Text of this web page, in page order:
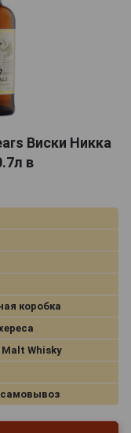
Виски Никка
в
коробка
Malt Whisky